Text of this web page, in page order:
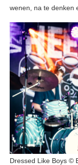
wenen, na te denken
Dressed Like Boys ©